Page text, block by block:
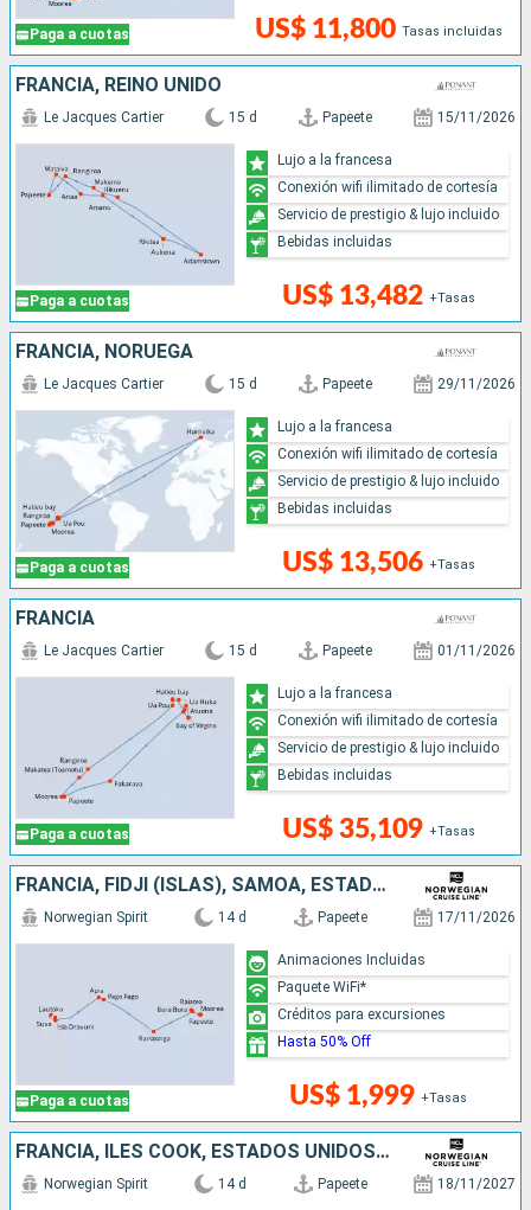
Paga a cuotas US$ 11,800 Tasas incluidas
FRANCIA, REINO UNIDO
Paga a cuotas
Le Jacques Cartier 15 d Papeete 15/11/2026
US$ 13,482 +Tasas
Lujo a la francesa
Conexión wifi ilimitado de cortesía
Servicio de prestigio & lujo incluido
Bebidas incluidas
FRANCIA, NORUEGA
Paga a cuotas
Le Jacques Cartier 15 d Papeete 29/11/2026
US$ 13,506 +Tasas
Lujo a la francesa
Conexión wifi ilimitado de cortesía
Servicio de prestigio & lujo incluido
Bebidas incluidas
FRANCIA
Paga a cuotas
Le Jacques Cartier 15 d Papeete 01/11/2026
US$ 35,109 +Tasas
Lujo a la francesa
Conexión wifi ilimitado de cortesía
Servicio de prestigio & lujo incluido
Bebidas incluidas
FRANCIA, FIDJI (ISLAS), SAMOA, ESTADOS UNIDOS, ILES COOK
Paga a cuotas
Norwegian Spirit 14 d Papeete 17/11/2026
US$ 1,999 +Tasas
Animaciones Incluidas
Paquete WiFi*
Créditos para excursiones
Hasta 50% Off
FRANCIA, ILES COOK, ESTADOS UNIDOS, SAMOA, FIDJI (ISLAS)
Norwegian Spirit 14 d Papeete 18/11/2027